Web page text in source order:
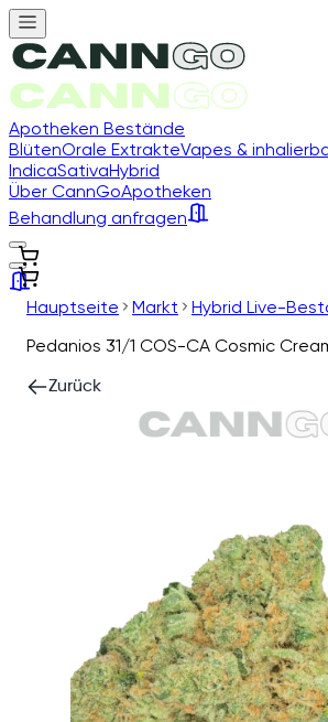
Apotheken Bestände
BlütenOrale ExtrakteVapes &
IndicaSativaHybrid
Über CannGoApotheken
Behandlung anfragen
Hauptseite Markt
Hybrid Live-
Pedanios 31/1 COS-CA Cosmic
Zurück